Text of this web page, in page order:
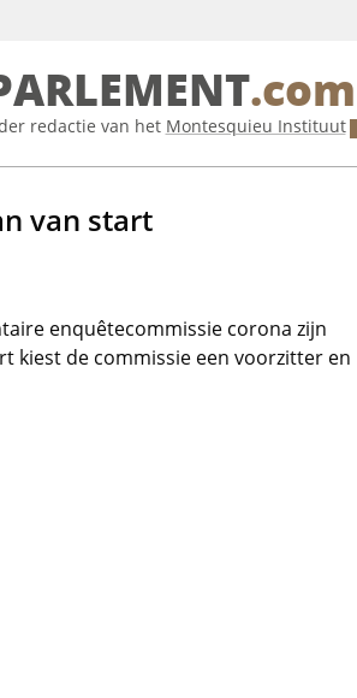
.com
redactie van het Montesquieu Instituut
van start
enquêtecommissie corona zijn
kiest de commissie een voorzitter en